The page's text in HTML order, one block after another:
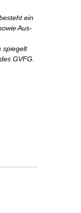
ein
Aus-
spiegelt
GVFG.